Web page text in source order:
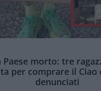
Paese morto: tre
per comprare il Ciao
denunciati